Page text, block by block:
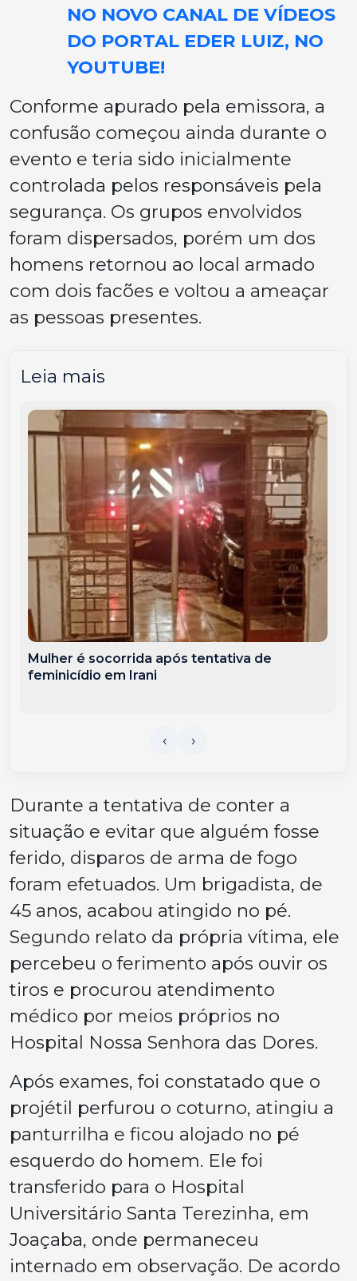
NO NOVO CANAL DE VÍDEOS
DO PORTAL EDER LUIZ, NO
YOUTUBE!
Conforme apurado pela emissora, a
confusão começou ainda durante o
evento e teria sido inicialmente
controlada pelos responsáveis pela
segurança. Os grupos envolvidos
foram dispersados, porém um dos
homens retornou ao local armado
com dois facões e voltou a ameaçar
as pessoas presentes.
Leia mais
Mulher é socorrida após tentativa de
feminicídio em Irani
Durante a tentativa de conter a
situação e evitar que alguém fosse
ferido, disparos de arma de fogo
foram efetuados. Um brigadista, de
45 anos, acabou atingido no pé.
Segundo relato da própria vítima, ele
percebeu o ferimento após ouvir os
tiros e procurou atendimento
médico por meios próprios no
Hospital Nossa Senhora das Dores.
Após exames, foi constatado que o
projétil perfurou o coturno, atingiu a
panturrilha e ficou alojado no pé
esquerdo do homem. Ele foi
transferido para o Hospital
Universitário Santa Terezinha, em
Joaçaba, onde permaneceu
internado em observação. De acordo